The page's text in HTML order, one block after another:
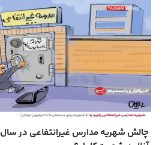
چالش شهریه مدارس غیرانتفاعی در